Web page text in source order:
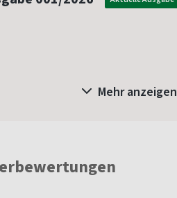
Mehr anzeigen